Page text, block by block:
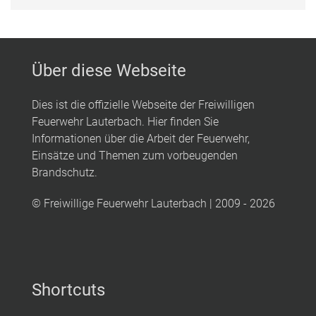
Über diese Webseite
Dies ist die offizielle Webseite der Freiwilligen
Feuerwehr Lauterbach. Hier finden Sie
Informationen über die Arbeit der Feuerwehr,
Einsätze und Themen zum vorbeugenden
Brandschutz.
© Freiwillige Feuerwehr Lauterbach | 2009 - 2026
Shortcuts